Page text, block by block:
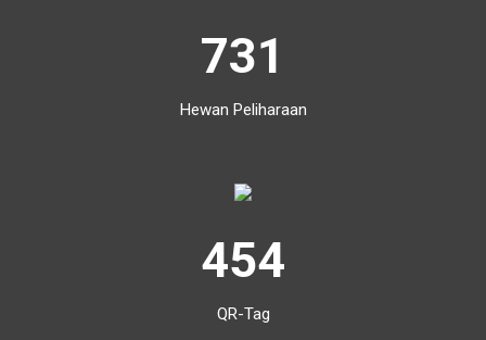
731
Hewan Peliharaan
454
QR-Tag